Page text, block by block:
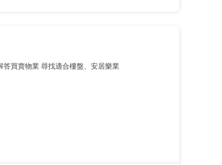
買賣物業 尋找適合樓盤、安居樂業